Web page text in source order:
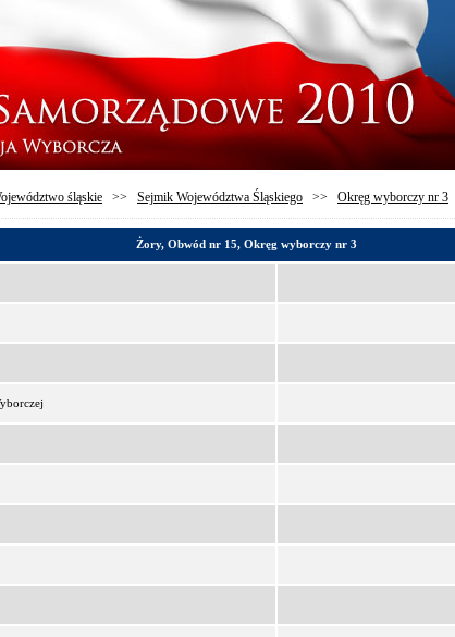
śląskie >> Sejmik Województwa Śląskiego >> Okręg wyborczy nr 3
Żory, Obwód nr 15, Okręg wyborczy nr 3